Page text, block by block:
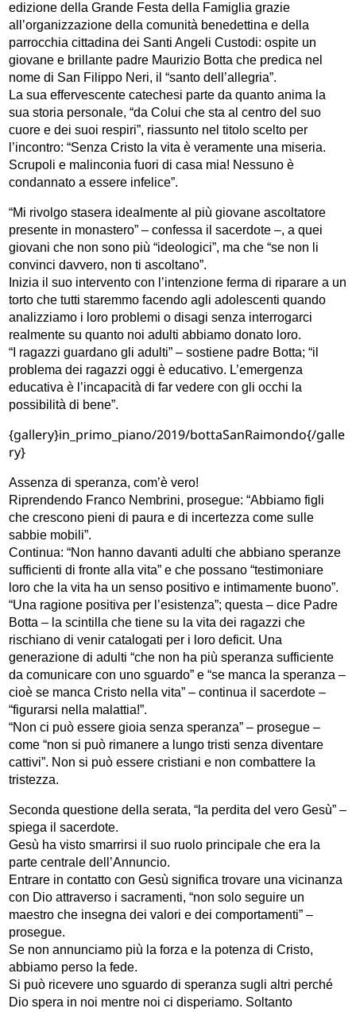
edizione della Grande Festa della Famiglia grazie
all’organizzazione della comunità benedettina e della
parrocchia cittadina dei Santi Angeli Custodi: ospite un
giovane e brillante padre Maurizio Botta che predica nel
nome di San Filippo Neri, il “santo dell’allegria”.
La sua effervescente catechesi parte da quanto anima la
sua storia personale, “da Colui che sta al centro del suo
cuore e dei suoi respiri”, riassunto nel titolo scelto per
l’incontro: “Senza Cristo la vita è veramente una miseria.
Scrupoli e malinconia fuori di casa mia! Nessuno è
condannato a essere infelice”.
“Mi rivolgo stasera idealmente al più giovane ascoltatore
presente in monastero” – confessa il sacerdote –, a quei
giovani che non sono più “ideologici”, ma che “se non li
convinci davvero, non ti ascoltano”.
Inizia il suo intervento con l’intenzione ferma di riparare a un
torto che tutti staremmo facendo agli adolescenti quando
analizziamo i loro problemi o disagi senza interrogarci
realmente su quanto noi adulti abbiamo donato loro.
“I ragazzi guardano gli adulti” – sostiene padre Botta; “il
problema dei ragazzi oggi è educativo. L’emergenza
educativa è l’incapacità di far vedere con gli occhi la
possibilità di bene”.
{gallery}in_primo_piano/2019/bottaSanRaimondo{/galle
ry}
Assenza di speranza, com’è vero!
Riprendendo Franco Nembrini, prosegue: “Abbiamo figli
che crescono pieni di paura e di incertezza come sulle
sabbie mobili”.
Continua: “Non hanno davanti adulti che abbiano speranze
sufficienti di fronte alla vita” e che possano “testimoniare
loro che la vita ha un senso positivo e intimamente buono”.
“Una ragione positiva per l’esistenza”; questa – dice Padre
Botta – la scintilla che tiene su la vita dei ragazzi che
rischiano di venir catalogati per i loro deficit. Una
generazione di adulti “che non ha più speranza sufficiente
da comunicare con uno sguardo” e “se manca la speranza –
cioè se manca Cristo nella vita” – continua il sacerdote –
“figurarsi nella malattia!”.
“Non ci può essere gioia senza speranza” – prosegue –
come “non si può rimanere a lungo tristi senza diventare
cattivi”. Non si può essere cristiani e non combattere la
tristezza.
Seconda questione della serata, “la perdita del vero Gesù” –
spiega il sacerdote.
Gesù ha visto smarrirsi il suo ruolo principale che era la
parte centrale dell’Annuncio.
Entrare in contatto con Gesù significa trovare una vicinanza
con Dio attraverso i sacramenti, “non solo seguire un
maestro che insegna dei valori e dei comportamenti” –
prosegue.
Se non annunciamo più la forza e la potenza di Cristo,
abbiamo perso la fede.
Si può ricevere uno sguardo di speranza sugli altri perché
Dio spera in noi mentre noi ci disperiamo. Soltanto